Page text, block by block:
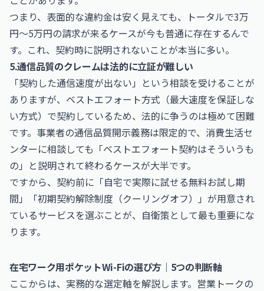
つまり、表面的な違約金は安く見えても、トータルで3万
円〜5万円の請求が来るケースが今も普通に存在するんで
す。これ、契約時に説明されないことが本当に多い。
5.通信品質のクレームは法的に立証が難しい
「契約した通信速度が出ない」という相談を受けることが
ありますが、ベストエフォート方式（最大速度を保証しな
い方式）で契約しているため、法的に争うのは極めて困難
です。事業者の通信品質開示義務は限定的で、消費生活セ
ンターに相談しても「ベストエフォート契約はそういうも
の」と説明されて終わるケースが大半です。
ですから、契約前に「自宅で実際に試せる無料お試し期
間」「初期契約解除制度（クーリングオフ）」が用意され
ているサービスを選ぶことが、自衛策として最も重要にな
ります。
在宅ワーク用ポケットWi-Fiの選び方｜5つの判断軸
ここからは、実務的な選定軸を解説します。営業トークの